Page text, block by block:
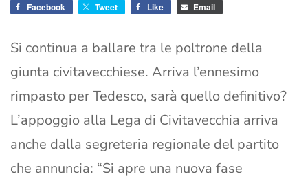
Facebook Tweet Like Email
Si continua a ballare tra le poltrone della
giunta civitavecchiese. Arriva l’ennesimo
rimpasto per Tedesco, sarà quello definitivo?
L’appoggio alla Lega di Civitavecchia arriva
anche dalla segreteria regionale del partito
che annuncia: “Si apre una nuova fase